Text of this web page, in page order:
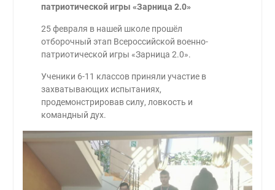
патриотической игры «Зарница 2.0»
25 февраля в нашей школе прошёл
отборочный этап Всероссийской военно-
патриотической игры «Зарница 2.0».
Ученики 6-11 классов приняли участие в
захватывающих испытаниях,
продемонстрировав силу, ловкость и
командный дух.